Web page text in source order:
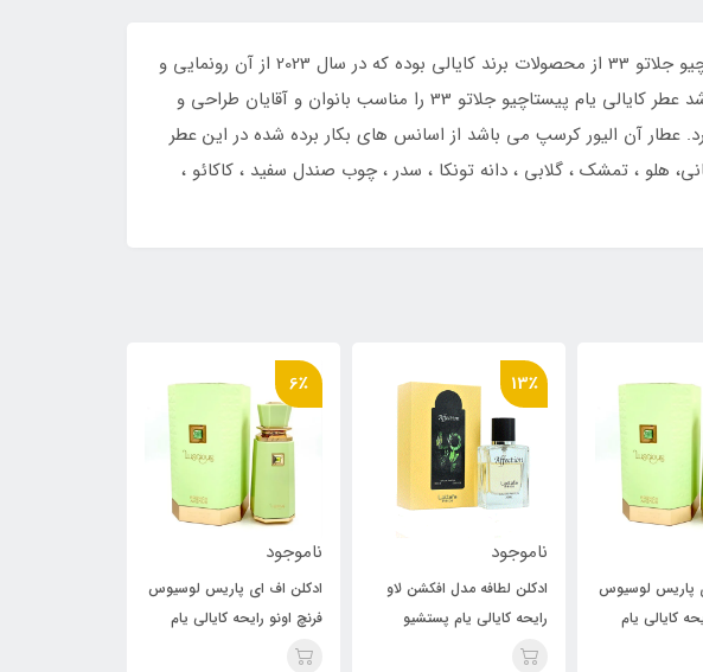
ادکلن لطافه مدل افکشن لاو رایحه کایالی یام پستشیو جلاتو 33 است.عطر ادو پرفیوم کایالی یام پیستاچیو جلاتو 33 از محصولات برند کایالی بوده که در سال 2023 از آن رونمایی و
به بازار جهانی معرفی کرده است. Kayali که جزو برند‌های شناخته شده کشور امارات متحده عربی می باشد عطر کایالی یام پیستاچیو جلاتو 33 را مناسب بانوان و آقایان طراحی و
عطار آن الیور کرسپ می باشد از اسانس های بکار برده شده در این عطر
هلو ، تمشک ، گلابی ، دانه تونکا ، سدر ، چوب صندل سفید ، کاکائو ،
مدل افکشن لاو
یام پستشیو
6٪
ناموجود
ادکلن اف ای پاریس لوسیوس
فرنچ اونو رایحه کایالی یام
13٪
ناموجود
ادکلن لطافه مدل افکشن لاو
رایحه کایالی یام پستشیو